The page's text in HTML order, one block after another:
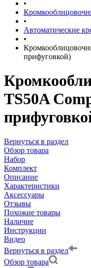
•
•
Автоматические
•
прифуговкой)
TS50A
Вернуться в раздел
Обзор товара
Набор
Комплект
Описание
Характеристики
Аксессуары
Отзывы
Похожие товары
Наличие
Инструкции
Видео
Вернуться в раздел
Обзор товара